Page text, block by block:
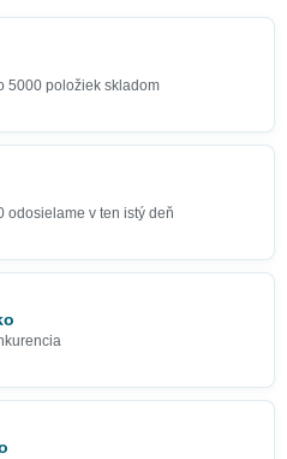
5000 položiek skladom
odosielame v ten istý deň